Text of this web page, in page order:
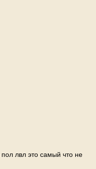
пол лвл это самый что не